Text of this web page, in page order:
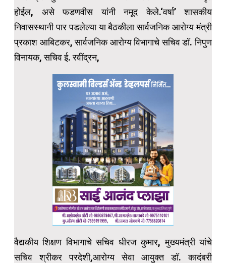
होईल, असे फडणवीस यांनी नमूद केले.‘वर्षा’ शासकीय
निवासस्थानी पार पडलेल्या या बैठकीला सार्वजनिक आरोग्य मंत्री
प्रकाश आबिटकर, सार्वजनिक आरोग्य विभागाचे सचिव डॉ. निपुण
विनायक, सचिव ई. रवींद्रन,
वैद्यकीय शिक्षण विभागाचे सचिव धीरज कुमार, मुख्यमंत्री यांचे
सचिव श्रीकर परदेशी,आरोग्य सेवा आयुक्त डॉ. कादंबरी